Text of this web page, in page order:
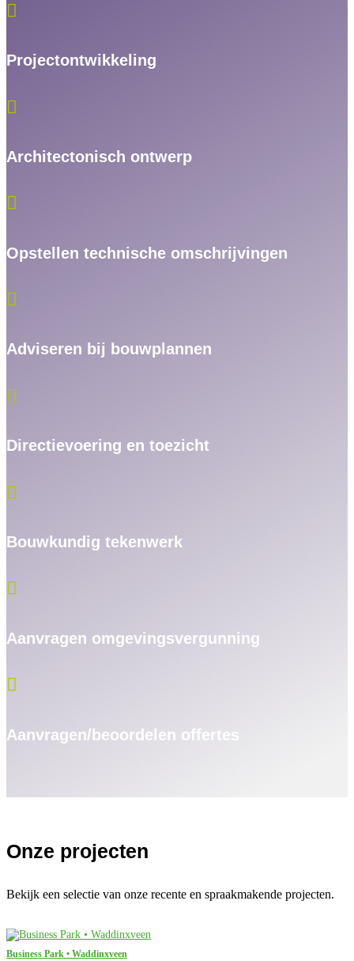

Projectontwikkeling

Architectonisch ontwerp

Opstellen technische omschrijvingen

Adviseren bij bouwplannen

Directievoering en toezicht

Bouwkundig tekenwerk

Aanvragen omgevingsvergunning

Aanvragen/beoordelen offertes
Onze projecten
Bekijk een selectie van onze recente en spraakmakende projecten.
Business Park • Waddinxveen